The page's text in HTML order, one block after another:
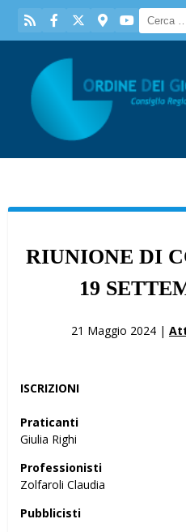
RIUNIONE DI
19
21 Maggio 2024 |
ISCRIZIONI
Praticanti
Giulia Righi
Professionisti
Zolfaroli Claudia
Pubblicisti